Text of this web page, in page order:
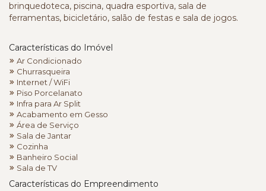
brinquedoteca, piscina, quadra esportiva, sala de
ferramentas, bicicletário, salão de festas e sala de jogos.
Características do Imóvel
Ar Condicionado
Churrasqueira
Internet / WiFi
Piso Porcelanato
Infra para Ar Split
Acabamento em Gesso
Área de Serviço
Sala de Jantar
Cozinha
Banheiro Social
Sala de TV
Características do Empreendimento